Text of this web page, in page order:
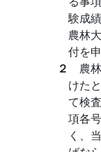
験成
農林
付を
２ 農
けた
て検
項各
く、